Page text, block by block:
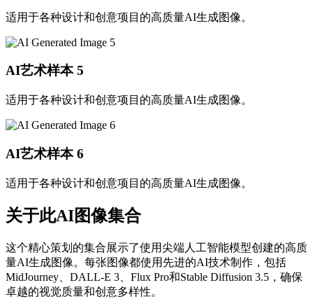
适用于各种设计和创意项目的高质量AI生成图像。
AI艺术样本 5
适用于各种设计和创意项目的高质量AI生成图像。
AI艺术样本 6
适用于各种设计和创意项目的高质量AI生成图像。
关于此AI图像集合
这个精心策划的集合展示了使用尖端人工智能模型创建的高质
量AI生成图像。每张图像都使用先进的AI技术制作，包括
MidJourney、DALL-E 3、Flux Pro和Stable Diffusion 3.5，确保
卓越的视觉质量和创意多样性。